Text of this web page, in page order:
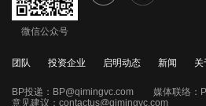
微信公众号
团队 投资企业 启明动态 新闻 关
BP投递： BP@qimingvc.com 媒体联络：
意见建议： contactus@qimingvc.com